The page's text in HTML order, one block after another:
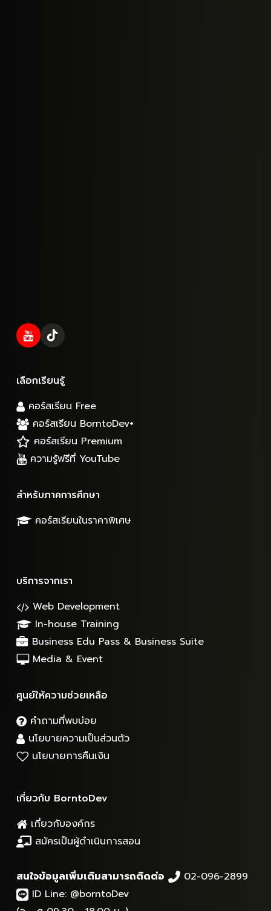
เลือกเรียนรู้
คอร์สเรียน Free
คอร์สเรียน BorntoDev+
คอร์สเรียน Premium
ความรู้ฟรีที่ YouTube
สำหรับภาคการศึกษา
คอร์สเรียนในราคาพิเศษ
บริการจากเรา
Web Development
In-house Training
Business Edu Pass & Business Suite
Media & Event
ศูนย์ให้ความช่วยเหลือ
คำถามที่พบบ่อย
นโยบายความเป็นส่วนตัว
นโยบายการคืนเงิน
เกี่ยวกับ BorntoDev
เกี่ยวกับองค์กร
สมัครเป็นผู้ดำเนินการสอน
สนใจข้อมูลเพิ่มเติมสามารถติดต่อ
02-096-2899
ID Line: @borntoDev